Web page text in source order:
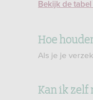
Bekijk de
Hoe
Als je je
Kan ik